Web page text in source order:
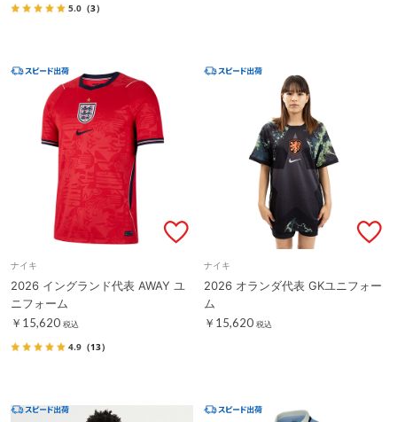
5.0 （3）
ナイキ
2026 イングランド代表 AWAY ユ
ニフォーム
￥15,620 税込
4.9 （13）
ナイキ
2026 オランダ代表 GKユニフォー
ム
￥15,620 税込